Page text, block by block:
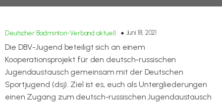
Deutscher Badminton-Verband aktuell Juni 18, 2021
Die DBV-Jugend beteiligt sich an einem
Kooperationsprojekt für den deutsch-russischen
Jugendaustausch gemeinsam mit der Deutschen
Sportjugend (dsj). Ziel ist es, euch als Untergliederungen
einen Zugang zum deutsch-russischen Jugendaustausch